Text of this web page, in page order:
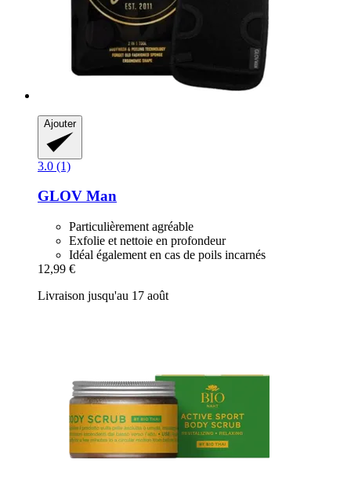
Ajouter
3.0 (1)
GLOV Man
Particulièrement agréable
Exfolie et nettoie en profondeur
Idéal également en cas de poils incarnés
12,99 €
Livraison jusqu'au 17 août